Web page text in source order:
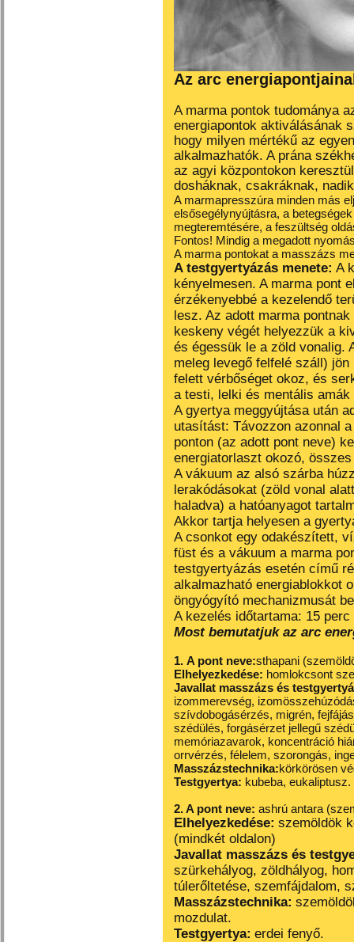
Az arc
A marma pontok tudománya
energiapontok aktiválásának
hogy milyen mértékű az
alkalmazhatók. A prána
az agyi központokon
dosháknak, csakráknak,
A marmapresszúra minden más
elsősegélynyújtásra, a
megteremtésére, a feszültség
Fontos! Mindig a megadott
A marma pontokat a masszázs
A testgyertyázás menete: A
kényelmesen. A marma pont
érzékenyebbé a kezelendő
lesz. Az adott marma
keskeny végét helyezzük a
és égessük le a zöld vonalig.
meleg levegő felfelé száll)
felett vérbőséget okoz, és
a testi, lelki és mentális
A gyertya meggyújtása után
utasítást: Távozzon azonnal
ponton (az adott pont neve)
energiatorlaszt okozó,
A vákuum az alsó szárba
lerakódásokat (zöld vonal
haladva) a hatóanyagot
Akkor tartja helyesen a
A csonkot egy odakészített,
füst és a vákuum a marma
testgyertyázás esetén című
alkalmazható energiablokkot
öngyógyító mechanizmusát
A kezelés időtartama: 15 perc
Most bemutatjuk az arc
1. A pont neve:sthapani
Elhelyezkedése: homlokcsont
Javallat masszázs és
izommerevség,
szívdobogásérzés, migrén,
szédülés, forgásérzet jellegű
memóriazavarok, koncentráció
orrvérzés, félelem, szorongás,
Masszázstechnika:körkörösen
Testgyertya: kubeba, eukaliptusz.
2. A pont neve: ashrú antara
Elhelyezkedése: szemöldök
(mindkét oldalon)
Javallat masszázs és
szürkehályog, zöldhályog,
túlerőltetése, szemfájdalom,
Masszázstechnika:
mozdulat.
Testgyertya: erdei fenyő.